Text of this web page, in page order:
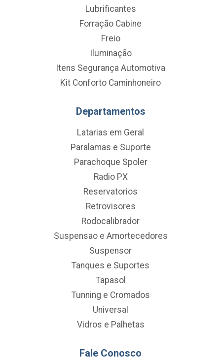
Lubrificantes
Forração Cabine
Freio
Iluminação
Itens Segurança Automotiva
Kit Conforto Caminhoneiro
Departamentos
Latarias em Geral
Paralamas e Suporte
Parachoque Spoler
Radio PX
Reservatorios
Retrovisores
Rodocalibrador
Suspensao e Amortecedores
Suspensor
Tanques e Suportes
Tapasol
Tunning e Cromados
Universal
Vidros e Palhetas
Fale Conosco